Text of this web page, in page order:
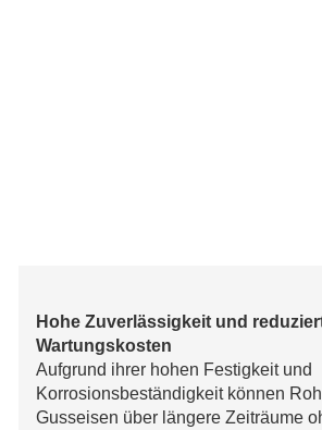
Hohe Zuverlässigkeit und
Wartungskosten
Aufgrund ihrer hohen Festigkeit und
Korrosionsbeständigkeit können
Gusseisen über längere Zeiträume